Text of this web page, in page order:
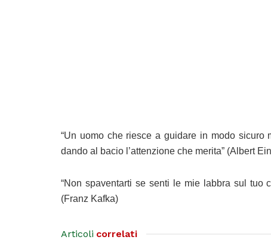
“Un uomo che riesce a guidare in modo sicuro
dando al bacio l’attenzione che merita” (Albert
“Non spaventarti se senti le mie labbra sul tuo
(Franz Kafka)
Articoli correlati